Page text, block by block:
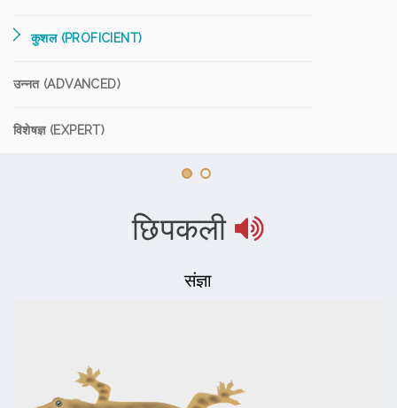
कुशल (PROFICIENT)
उन्नत (ADVANCED)
विशेषज्ञ (EXPERT)
छिपकली
संज्ञा